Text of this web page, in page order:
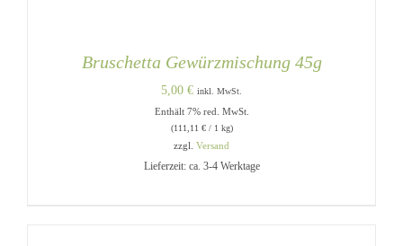
Bruschetta Gewürzmischung 45g
5,00 € inkl. MwSt.
Enthält 7% red. MwSt.
(111,11 €/ 1 kg)
zzgl. Versand
Lieferzeit: ca. 3-4 Werktage